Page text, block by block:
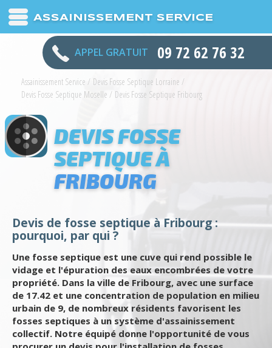
ASSAINISSEMENT SERVICE
APPEL GRATUIT 09 72 62 76 32
Assainissement Service / Devis Fosse Septique Lorraine /
Devis Fosse Septique Moselle / Devis Fosse Septique Fribourg
DEVIS FOSSE
SEPTIQUE À
FRIBOURG
Devis de fosse septique à Fribourg :
pourquoi, par qui ?
Une fosse septique est une cuve qui rend possible le
vidage et l'épuration des eaux encombrées de votre
propriété. Dans la ville de Fribourg, avec une surface
de 17.42 et une concentration de population en milieu
urbain de 9, de nombreux résidents favorisent les
fosses septiques à un système d'assainissement
collectif. Notre équipé donne l'opportunité de vous